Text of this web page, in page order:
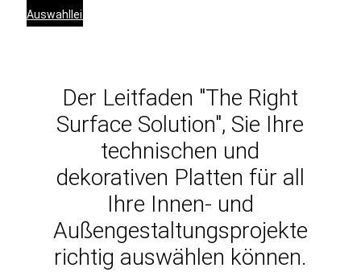
Auswahlleitfaden
Der Leitfaden "The Right
Surface Solution", Sie Ihre
technischen und
dekorativen Platten für all
Ihre Innen- und
Außengestaltungsprojekte
richtig auswählen können.